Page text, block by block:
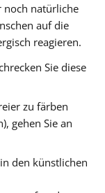
noch natürliche
auf die
reagieren.
Sie diese
zu färben
gehen Sie an
den künstlichen